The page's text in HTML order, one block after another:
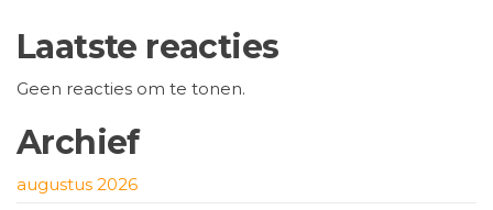
Laatste reacties
Geen reacties om te tonen.
Archief
augustus 2026